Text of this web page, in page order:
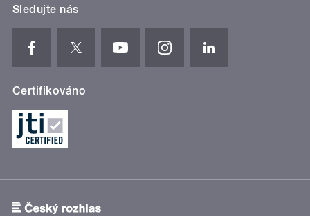
Sledujte nás
Certifikováno